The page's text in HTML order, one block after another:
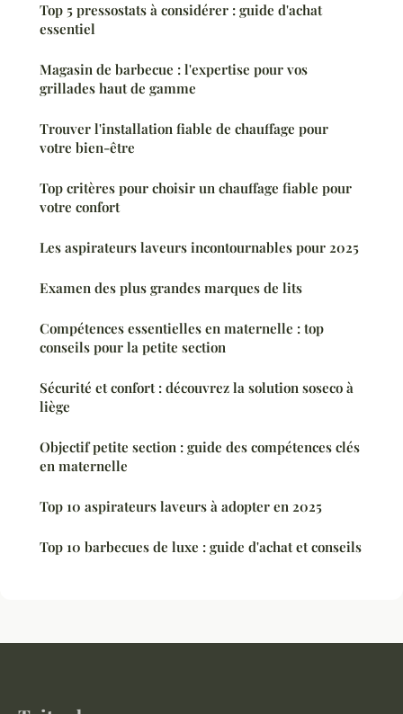
Top 5 pressostats à considérer : guide d'achat
essentiel
Magasin de barbecue : l'expertise pour vos
grillades haut de gamme
Trouver l'installation fiable de chauffage pour
votre bien-être
Top critères pour choisir un chauffage fiable pour
votre confort
Les aspirateurs laveurs incontournables pour 2025
Examen des plus grandes marques de lits
Compétences essentielles en maternelle : top
conseils pour la petite section
Sécurité et confort : découvrez la solution soseco à
liège
Objectif petite section : guide des compétences clés
en maternelle
Top 10 aspirateurs laveurs à adopter en 2025
Top 10 barbecues de luxe : guide d'achat et conseils